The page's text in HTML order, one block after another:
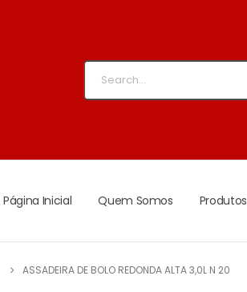
Página Inicial Quem Somos Produtos
ASSADEIRA DE BOLO REDONDA ALTA 3,0L N 20